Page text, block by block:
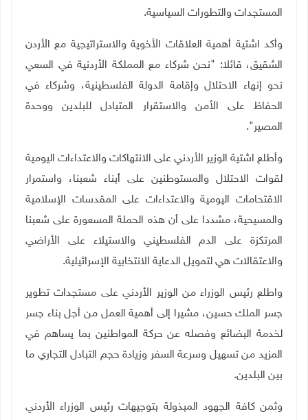
المستجدات والتطورات السياسية.
وأكد اشتية أهمية العلاقات الأخوية والاستراتيجية مع الأردن
الشقيق، قائلا: "نحن شركاء مع المملكة الأردنية في السعي
نحو إنهاء الاحتلال وإقامة الدولة الفلسطينية، وشركاء في
الحفاظ على الأمن والاستقرار المتبادل للبلدين ووحدة
المصير".
وأطلع اشتية الوزير الأردني على الانتهاكات والاعتداءات اليومية
لقوات الاحتلال والمستوطنين على أبناء شعبنا، واستمرار
الاقتحامات اليومية والاعتداءات على المقدسات الإسلامية
والمسيحية، مشددا على أن هذه الحملة المسعورة على شعبنا
المرتكزة على الدم الفلسطيني والاستيلاء على الأراضي
والاعتقالات هي لتمويل الدعاية الانتخابية الإسرائيلية.
واطلع رئيس الوزراء من الوزير الأردني على مستجدات تطوير
جسر الملك حسين، مشيرا إلى أهمية العمل من أجل بناء جسر
لخدمة البضائع وفصله عن حركة المواطنين بما يساهم في
المزيد من تسهيل وسرعة السفر وزيادة حجم التبادل التجاري ما
بين البلدين.
وثمن كافة الجهود المبذولة بتوجيهات رئيس الوزراء الأردني